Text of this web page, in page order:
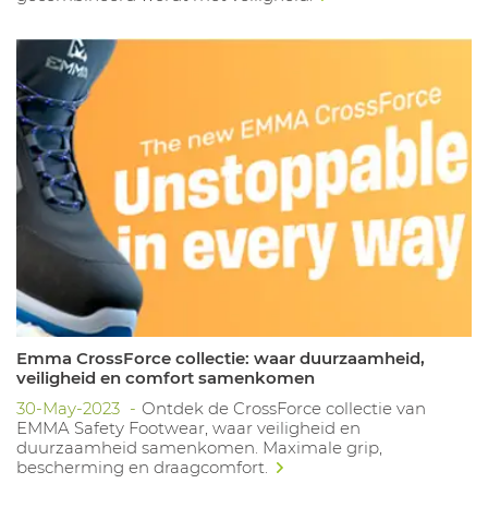
Emma CrossForce collectie: waar duurzaamheid,
veiligheid en comfort samenkomen
30-May-2023
Ontdek de CrossForce collectie van
EMMA Safety Footwear, waar veiligheid en
duurzaamheid samenkomen. Maximale grip,
bescherming en draagcomfort.